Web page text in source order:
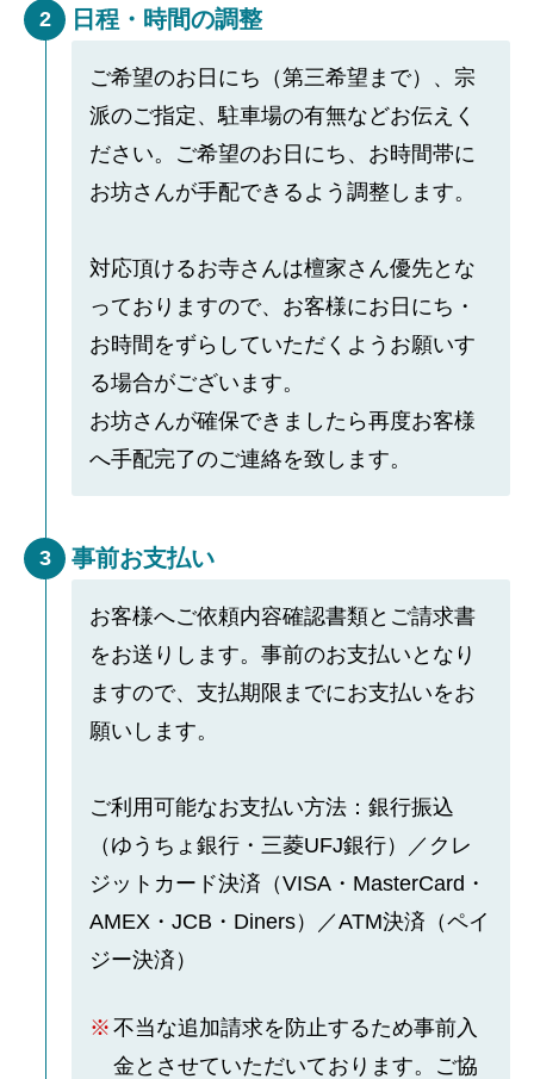
2 日程・時間の調整
ご希望のお日にち（第三希望まで）、宗
派のご指定、駐車場の有無などお伝えく
ださい。ご希望のお日にち、お時間帯に
お坊さんが手配できるよう調整します。
対応頂けるお寺さんは檀家さん優先とな
っておりますので、お客様にお日にち・
お時間をずらしていただくようお願いす
る場合がございます。
お坊さんが確保できましたら再度お客様
へ手配完了のご連絡を致します。
3 事前お支払い
お客様へご依頼内容確認書類とご請求書
をお送りします。事前のお支払いとなり
ますので、支払期限までにお支払いをお
願いします。
ご利用可能なお支払い方法：銀行振込
（ゆうちょ銀行・三菱UFJ銀行）／クレ
ジットカード決済（VISA・MasterCard・
AMEX・JCB・Diners）／ATM決済（ペイ
ジー決済）
不当な追加請求を防止するため事前入
金とさせていただいております。ご協